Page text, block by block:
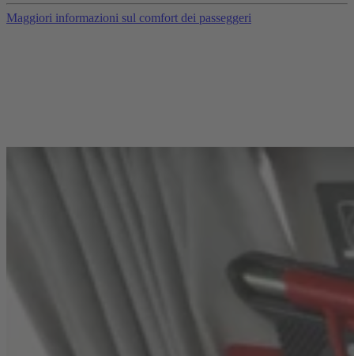
Maggiori informazioni sul comfort dei passeggeri